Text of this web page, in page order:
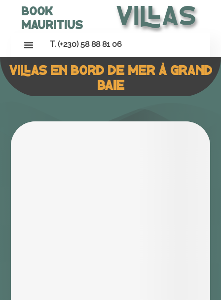
Book
Mauritius
Villas
T. (+230) 58 88 81 06
Villas en bord de mer à Grand
Baie